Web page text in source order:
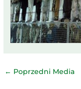
← Poprzedni Media